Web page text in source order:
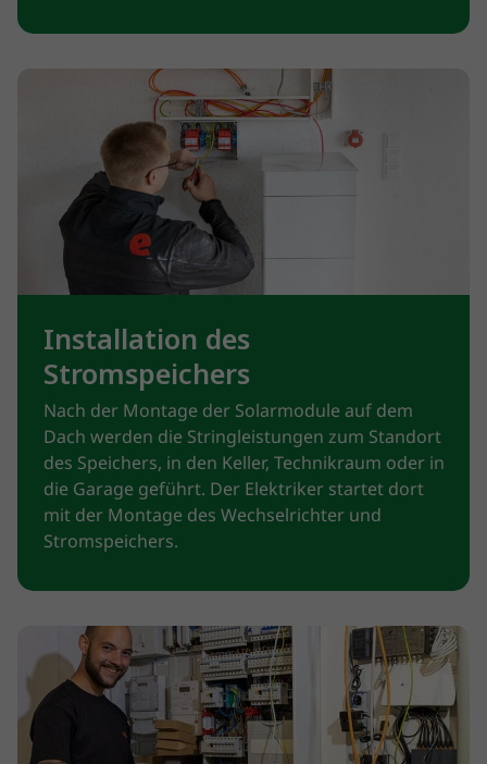
Installation des
Stromspeichers
Nach der Montage der Solarmodule auf dem
Dach werden die Stringleistungen zum Standort
des Speichers, in den Keller, Technikraum oder in
die Garage geführt. Der Elektriker startet dort
mit der Montage des Wechselrichter und
Stromspeichers.